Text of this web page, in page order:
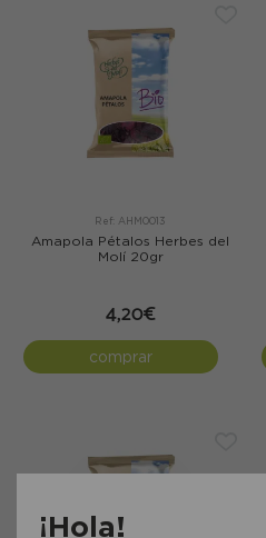
Ref: AHM0013
Amapola Pétalos Herbes del
Molí 20gr
4,20€
comprar
¡Hola!